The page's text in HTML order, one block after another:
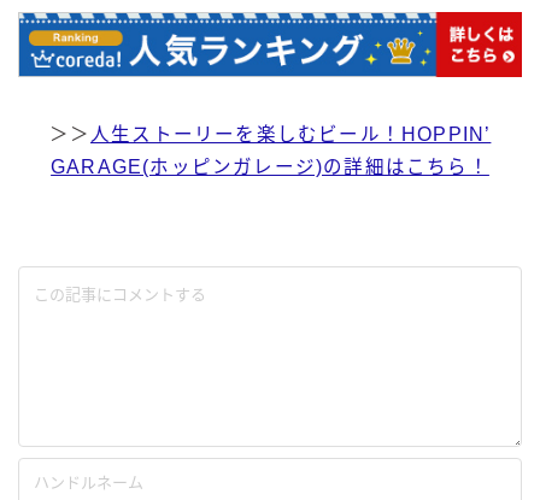
＞＞ 人生ストーリーを楽しむビール！HOPPIN’
GARAGE(ホッピンガレージ)の詳細はこちら！